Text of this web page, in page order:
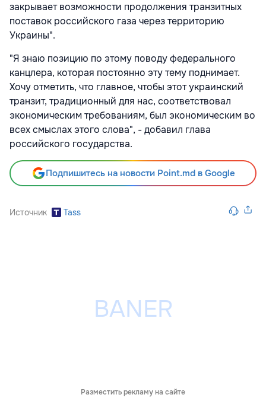
закрывает возможности продолжения транзитных
поставок российского газа через территорию
Украины".
"Я знаю позицию по этому поводу федерального
канцлера, которая постоянно эту тему поднимает.
Хочу отметить, что главное, чтобы этот украинский
транзит, традиционный для нас, соответствовал
экономическим требованиям, был экономическим во
всех смыслах этого слова", - добавил глава
российского государства.
Подпишитесь на новости Point.md в Google
Источник Tass
Разместить рекламу на сайте